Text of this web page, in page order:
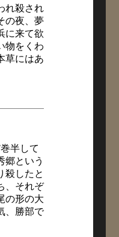
れ殺され
の夜、夢
に来て欲
物をくわ
草にはあ
半して
郷という
殺したと
、それぞ
の形の大
、勝部で